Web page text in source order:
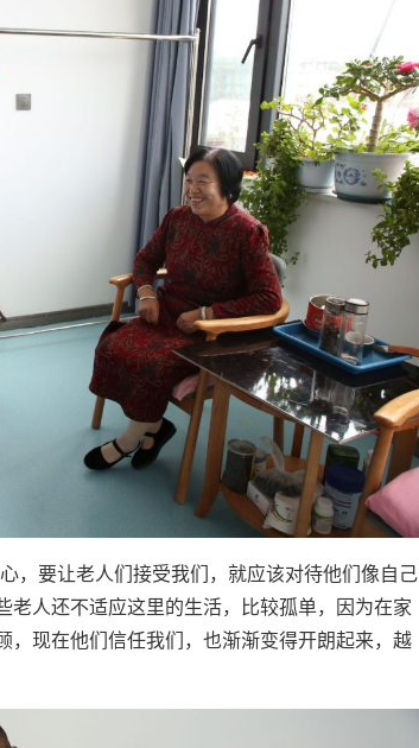
，要让老人们接受我们，就应该对待他们像自己
人还不适应这里的生活，比较孤单，因为在家
现在他们信任我们，也渐渐变得开朗起来，越